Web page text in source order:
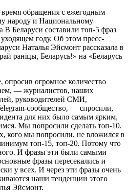
обращения с ежегодным
народу и Национальному
Беларуси составили топ-5 фраз
году. Об этом пресс-
Наталья Эйсмонт рассказала в
ранiцы, Беларусь!» на «Беларусь
огромное количество
— журналистов, наших
руководителей СМИ,
сообщество, — спросили,
для них было самым ярким,
Мы попросили сделать топ-10.
кого мы попросили, не вложился в
топ-15, топ-20. Потому что
И фразы эти были самыми
фразы пересекались и
у всех. И через эти фразы очень
наши тенденции этого
Эйсмонт.